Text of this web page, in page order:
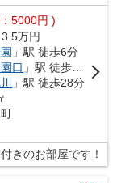
5000円 )
3.5万円
」駅 徒歩6分
口 」駅 徒歩17分
」駅 徒歩28分
きのお部屋です！